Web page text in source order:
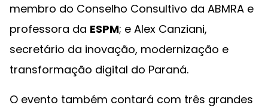
membro do Conselho Consultivo da ABMRA e
professora da ESPM; e Alex Canziani,
secretário da inovação, modernização e
transformação digital do Paraná.
O evento também contará com três grandes